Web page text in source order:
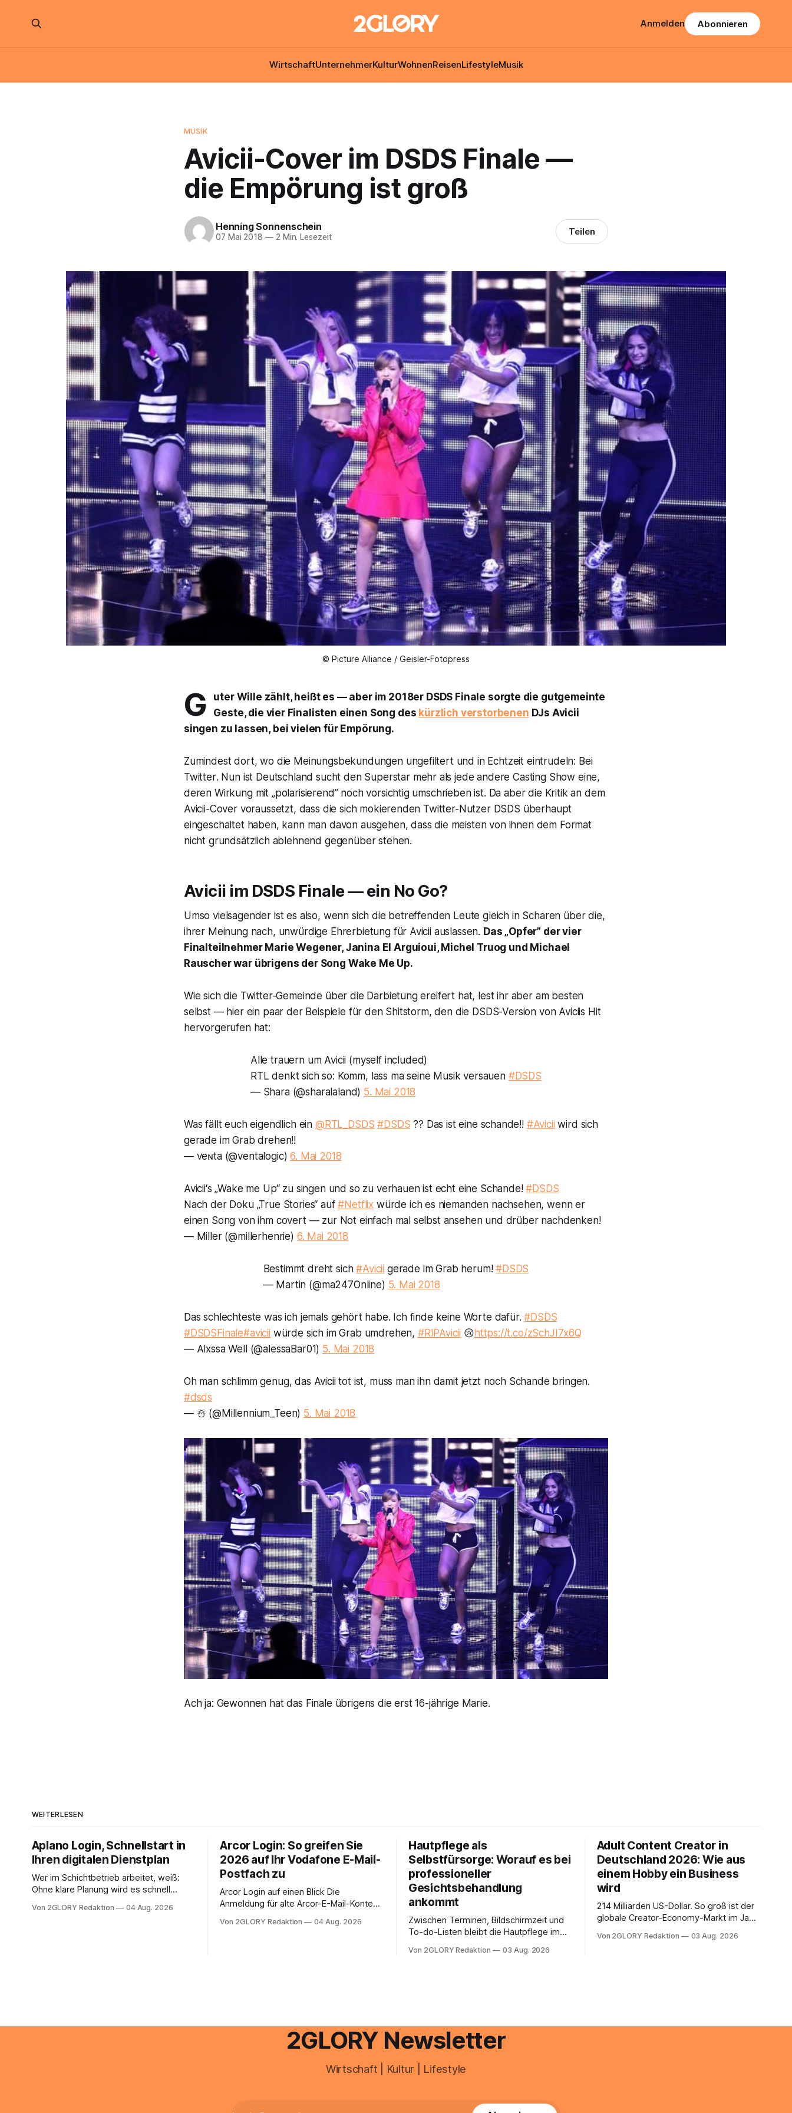
WirtschaftUnternehmerKulturWohnenReisenLifestyleMusik
Anmelden Abonnieren
MUSIK
Avicii-Cover im DSDS Finale —
die Empörung ist groß
Henning Sonnenschein
07 Mai 2018 —2 Min. Lesezeit Teilen
© Picture Alliance / Geisler-Fotopress
G
uter Wille zählt, heißt es — aber im 2018er DSDS Finale sorgte die gutgemeinte
Geste, die vier Finalisten einen Song des kürzlich verstorbenen DJs Avicii
singen zu lassen, bei vielen für Empörung.
Zumindest dort, wo die Meinungsbekundungen ungefiltert und in Echtzeit eintrudeln: Bei
Twitter. Nun ist Deutschland sucht den Superstarmehr als jede andere Casting Show eine,
deren Wirkung mit „polarisierend” noch vorsichtig umschrieben ist. Da aber die Kritik an dem
Avicii-Cover voraussetzt, dass die sich mokierenden Twitter-Nutzer DSDS überhaupt
eingeschaltet haben, kann man davon ausgehen, dass die meisten von ihnen dem Format
nicht grundsätzlich ablehnend gegenüber stehen.
Avicii im DSDS Finale — ein No Go?
Umso vielsagender ist es also, wenn sich die betreffenden Leute gleich in Scharen über die,
ihrer Meinung nach, unwürdige Ehrerbietung für Avicii auslassen. Das „Opfer” der vier
Finalteilnehmer Marie Wegener, Janina El Arguioui, Michel Truog und Michael
Rauscher war übrigens der Song Wake Me Up.
Wie sich die Twitter-Gemeinde über die Darbietung ereifert hat, lest ihr aber am besten
selbst — hier ein paar der Beispiele für den Shitstorm, den die DSDS-Version von Aviciis Hit
hervorgerufen hat:
Alle trauern um Avicii (myself included)
RTL denkt sich so: Komm, lass ma seine Musik versauen #DSDS
— Shara (@sharalaland) 5. Mai 2018
Was fällt euch eigendlich ein @RTL_DSDS #DSDS ?? Das ist eine schande!! #Avicii wird sich
gerade im Grab drehen!!
— veɴta (@ventalogic)6. Mai 2018
Avicii‘s „Wake me Up“ zu singen und so zu verhauen ist echt eine Schande!#DSDS
Nach der Doku „True Stories“ auf#Netflix würde ich es niemanden nachsehen, wenn er
einen Song von ihm covert — zur Not einfach mal selbst ansehen und drüber nachdenken!
— Miller (@millerhenrie) 6. Mai 2018
Bestimmt dreht sich#Avicii gerade im Grab herum!#DSDS
— Martin (@ma247Online) 5. Mai 2018
Das schlechteste was ich jemals gehört habe. Ich finde keine Worte dafür.#DSDS
#DSDSFinale#avicii würde sich im Grab umdrehen, #RIPAvicii 😢 https://t.co/zSchJI7x6Q
— Alxssa Well (@alessaBar01) 5. Mai 2018
Oh man schlimm genug, das Avicii tot ist, muss man ihn damit jetzt noch Schande bringen.
#dsds
— ☃️ (@Millennium_Teen) 5. Mai 2018
Ach ja: Gewonnen hat das Finale übrigens die erst 16-jährige Marie.
WEITERLESEN
Aplano Login, Schnellstart in
Ihren digitalen Dienstplan
Wer im Schichtbetrieb arbeitet, weiß:
Ohne klare Planung wird es schnell
zentraler Zugangspunkt, um dienstpläne,
Von 2GLORY Redaktion 04 Aug. 2026
Arcor Login: So greifen Sie
2026 auf Ihr Vodafone E-Mail-
Postfach zu
Arcor Login auf einen Blick Die
Anmeldung für alte Arcor-E-Mail-Konten
noch eine e mail adresse mit der Endung
Von 2GLORY Redaktion 04 Aug. 2026
Hautpflege als
Selbstfürsorge: Worauf es bei
professioneller
Gesichtsbehandlung
ankommt
Zwischen Terminen, Bildschirmzeit und
To-do-Listen bleibt die Hautpflege im
schnell abschminken, morgens eine
Unreinheiten. Professionelle
Von 2GLORY Redaktion 03 Aug. 2026
Adult Content Creator in
Deutschland 2026: Wie aus
einem Hobby ein Business
wird
214 Milliarden US-Dollar. So groß ist der
globale Creator-Economy-Markt im Jahr
22 Prozent. Was lange als
Von 2GLORY Redaktion 03 Aug. 2026
2GLORY Newsletter
Wirtschaft | Kultur | Lifestyle